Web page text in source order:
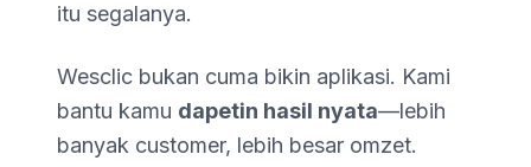
itu segalanya.
Wesclic bukan cuma bikin aplikasi. Kami
bantu kamu dapetin hasil nyata—lebih
banyak customer, lebih besar omzet.